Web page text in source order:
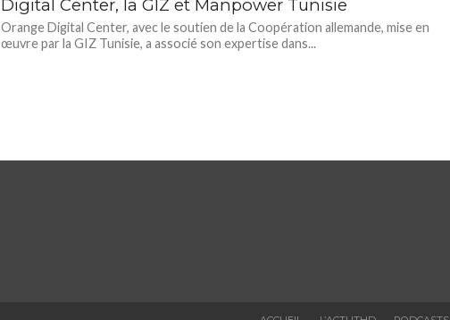
Digital Center, la GIZ et Manpower Tunisie
Orange Digital Center, avec le soutien de la Coopération allemande, mise en
œuvre par la GIZ Tunisie, a associé son expertise dans...